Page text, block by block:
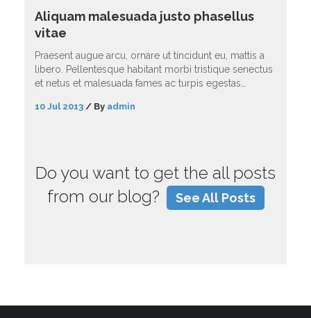
Aliquam malesuada justo phasellus
vitae
Praesent augue arcu, ornare ut tincidunt eu, mattis a
libero. Pellentesque habitant morbi tristique senectus
et netus et malesuada fames ac turpis egestas…
10 Jul 2013 / By admin
Do you want to get the all posts
from our blog?
See All Posts